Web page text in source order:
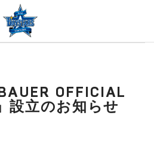
OFFICIAL
設立のお知らせ